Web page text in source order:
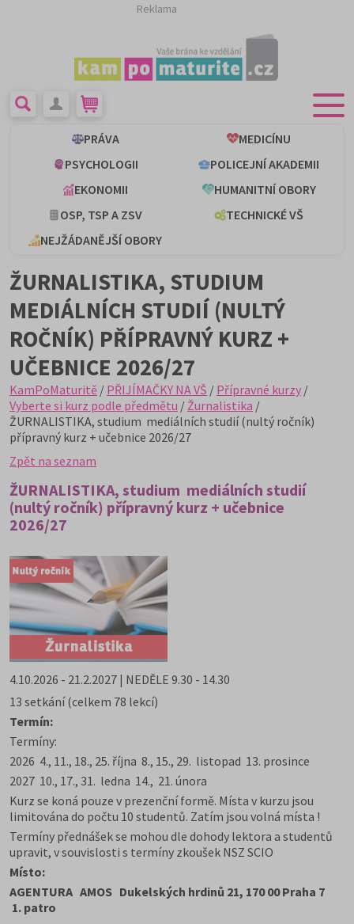
Reklama
PRÁVA
MEDICÍNU
PSYCHOLOGII
POLICEJNÍ AKADEMII
EKONOMII
HUMANITNÍ OBORY
OSP, TSP A ZSV
TECHNICKÉ VŠ
NEJŽÁDANĚJŠÍ OBORY
ŽURNALISTIKA, STUDIUM
MEDIÁLNÍCH STUDIÍ (NULTÝ
ROČNÍK) PŘÍPRAVNÝ KURZ +
UČEBNICE 2026/27
KamPoMaturitě / PŘIJÍMAČKY NA VŠ / Přípravné kurzy /
Vyberte si kurz podle předmětu /Žurnalistika /
ŽURNALISTIKA, studium mediálních studií (nultý ročník)
přípravný kurz + učebnice 2026/27
Zpět na seznam
ŽURNALISTIKA, studium mediálních studií
(nultý ročník) přípravný kurz + učebnice
2026/27
4.10.2026 - 21.2.2027 | NEDĚLE 9.30 - 14.30
13 setkání (celkem 78 lekcí)
Termín:
Termíny:
2026 4., 11., 18., 25. října 8., 15., 29. listopad 13. prosince
2027 10., 17., 31. ledna 14., 21. února
Kurz se koná pouze v prezenční formě. Místa v kurzu jsou
limitována do počtu 10 studentů. Zatím jsou volná místa !
Termíny přednášek se mohou dle dohody lektora a studentů
upravit, v souvislosti s termíny zkoušek NSZ SCIO
Místo:
AGENTURA AMOS Dukelských hrdinů 21, 170 00 Praha 7
1. patro